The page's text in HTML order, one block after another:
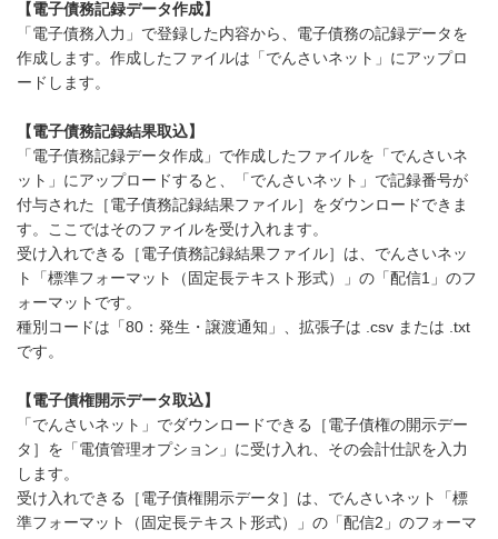
【電子債務記録データ作成】
「電子債務入力」で登録した内容から、電子債務の記録データを
作成します。作成したファイルは「でんさいネット」にアップロ
ードします。
【電子債務記録結果取込】
「電子債務記録データ作成」で作成したファイルを「でんさいネ
ット」にアップロードすると、「でんさいネット」で記録番号が
付与された［電子債務記録結果ファイル］をダウンロードできま
す。ここではそのファイルを受け入れます。
受け入れできる［電子債務記録結果ファイル］は、でんさいネッ
ト「標準フォーマット（固定長テキスト形式）」の「配信1」のフ
ォーマットです。
種別コードは「80：発生・譲渡通知」、拡張子は .csv または .txt
です。
【電子債権開示データ取込】
「でんさいネット」でダウンロードできる［電子債権の開示デー
タ］を「電債管理オプション」に受け入れ、その会計仕訳を入力
します。
受け入れできる［電子債権開示データ］は、でんさいネット「標
準フォーマット（固定長テキスト形式）」の「配信2」のフォーマ